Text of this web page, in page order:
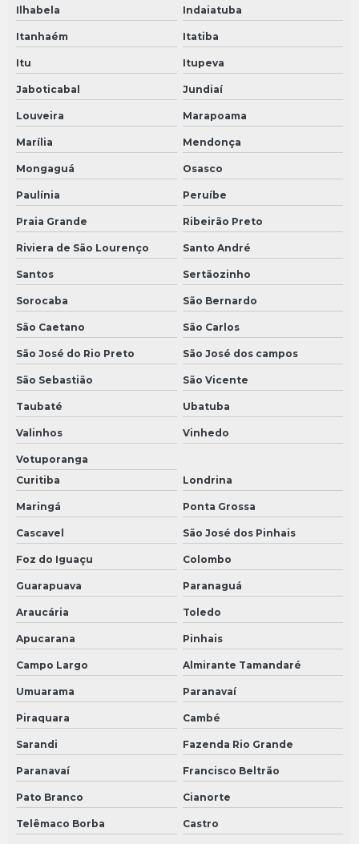
Ilhabela Indaiatuba
Itanhaém Itatiba
Itu Itupeva
Jaboticabal Jundiaí
Louveira Marapoama
Marília Mendonça
Mongaguá Osasco
Paulínia Peruíbe
Praia Grande Ribeirão Preto
Riviera de São Lourenço Santo André
Santos Sertãozinho
Sorocaba São Bernardo
São Caetano São Carlos
São José do Rio Preto São José dos campos
São Sebastião São Vicente
Taubaté Ubatuba
Valinhos Vinhedo
Votuporanga
Curitiba
Londrina
Maringá Ponta Grossa
Cascavel São José dos Pinhais
Foz do Iguaçu Colombo
Guarapuava Paranaguá
Araucária Toledo
Apucarana Pinhais
Campo Largo Almirante Tamandaré
Umuarama Paranavaí
Piraquara Cambé
Sarandi Fazenda Rio Grande
Paranavaí Francisco Beltrão
Pato Branco Cianorte
Telêmaco Borba Castro